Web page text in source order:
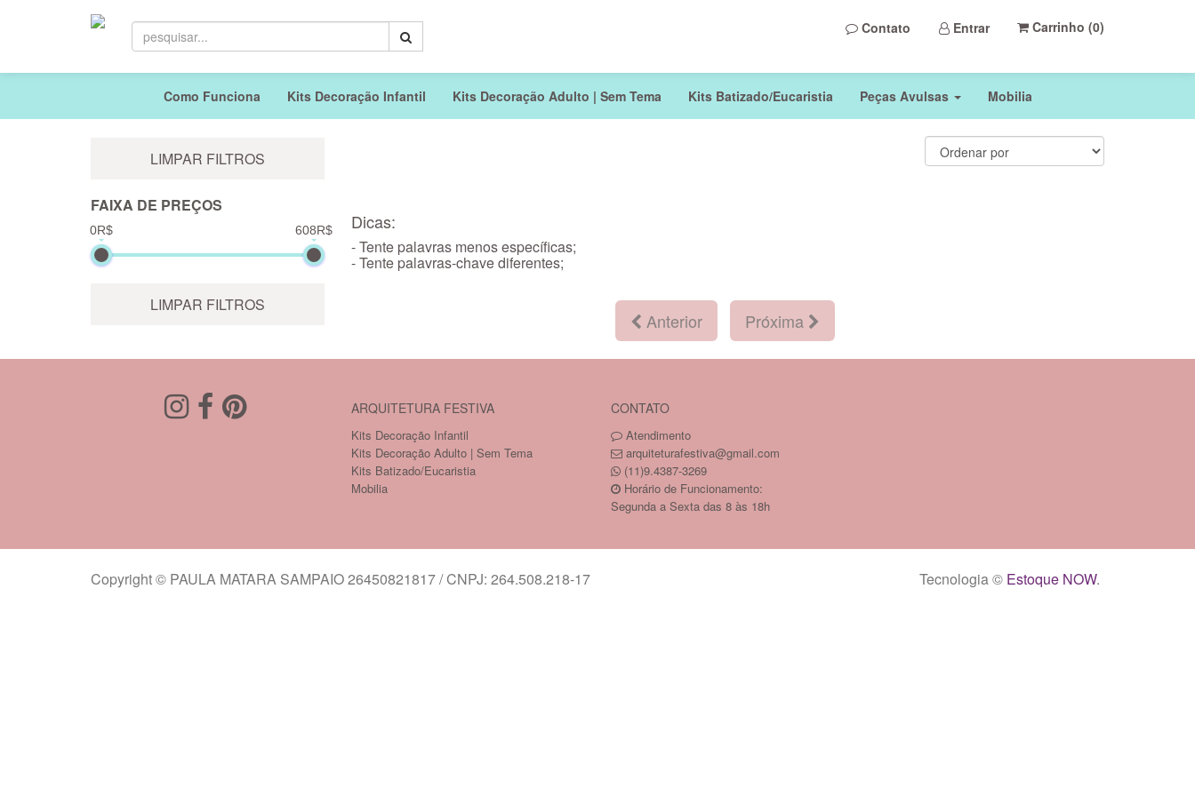
Contato Entrar Carrinho (0)
Como Funciona Kits Decoração Infantil Kits Decoração Adulto | Sem Tema Kits Batizado/Eucaristia Peças Avulsas Mobilia
LIMPAR FILTROS
FAIXA DE PREÇOS
0R$ 608R$
LIMPAR FILTROS
Dicas:
- Tente palavras menos específicas;
- Tente palavras-chave diferentes;
Anterior Próxima
ARQUITETURA FESTIVA
Kits Decoração Infantil
Kits Decoração Adulto | Sem Tema
Kits Batizado/Eucaristia
Mobilia
CONTATO
Atendimento
arquiteturafestiva@gmail.com
(11)9.4387-3269
Horário de Funcionamento:
Segunda a Sexta das 8 às 18h
Copyright © PAULA MATARA SAMPAIO 26450821817 / CNPJ: 264.508.218-17 Tecnologia © Estoque NOW.